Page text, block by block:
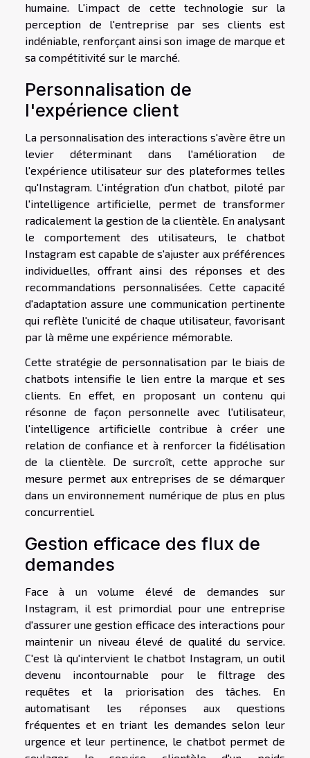
humaine. L'impact de cette technologie sur la
perception de l'entreprise par ses clients est
indéniable, renforçant ainsi son image de marque et
sa compétitivité sur le marché.
Personnalisation de
l'expérience client
La personnalisation des interactions s'avère être un
levier déterminant dans l'amélioration de
l'expérience utilisateur sur des plateformes telles
qu'Instagram. L'intégration d'un chatbot, piloté par
l'intelligence artificielle, permet de transformer
radicalement la gestion de la clientèle. En analysant
le comportement des utilisateurs, le chatbot
Instagram est capable de s'ajuster aux préférences
individuelles, offrant ainsi des réponses et des
recommandations personnalisées. Cette capacité
d'adaptation assure une communication pertinente
qui reflète l'unicité de chaque utilisateur, favorisant
par là même une expérience mémorable.
Cette stratégie de personnalisation par le biais de
chatbots intensifie le lien entre la marque et ses
clients. En effet, en proposant un contenu qui
résonne de façon personnelle avec l'utilisateur,
l'intelligence artificielle contribue à créer une
relation de confiance et à renforcer la fidélisation
de la clientèle. De surcroît, cette approche sur
mesure permet aux entreprises de se démarquer
dans un environnement numérique de plus en plus
concurrentiel.
Gestion efficace des flux de
demandes
Face à un volume élevé de demandes sur
Instagram, il est primordial pour une entreprise
d'assurer une gestion efficace des interactions pour
maintenir un niveau élevé de qualité du service.
C'est là qu'intervient le chatbot Instagram, un outil
devenu incontournable pour le filtrage des
requêtes et la priorisation des tâches. En
automatisant les réponses aux questions
fréquentes et en triant les demandes selon leur
urgence et leur pertinence, le chatbot permet de